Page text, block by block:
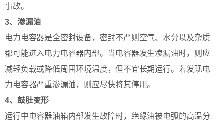
事故。
3、渗漏油
电力电容器是全密封设备，密封不严则空气、水分以及杂质
都可能进入电力电容器内部。当电容器发生渗漏油时，则应
减轻负载或降低周围环境温度，但不宜长期运行。若发现电
力电容器严重渗漏油，则应尽快将其停用。
4、鼓肚变形
运行中电容器油箱内部发生故障时，绝缘油被电弧的高温分